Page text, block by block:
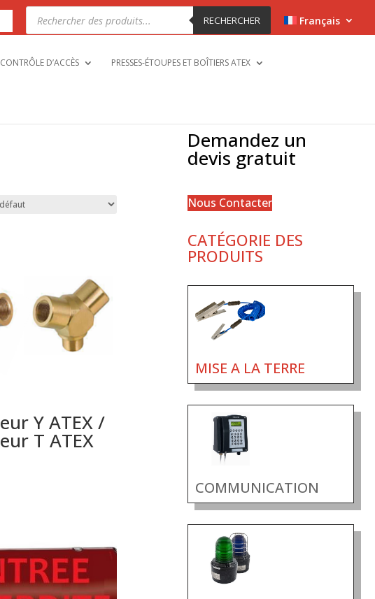
Recherche
produits
RECHERCHER Français
CONTRÔLE D’ACCÈS PRESSES-ÉTOUPES ET BOÎTIERS ATEX
Y ATEX /
T ATEX
Demandez un
devis gratuit
Nous Contacter
CATÉGORIE DES
PRODUITS
MISE A LA TERRE
COMMUNICATION